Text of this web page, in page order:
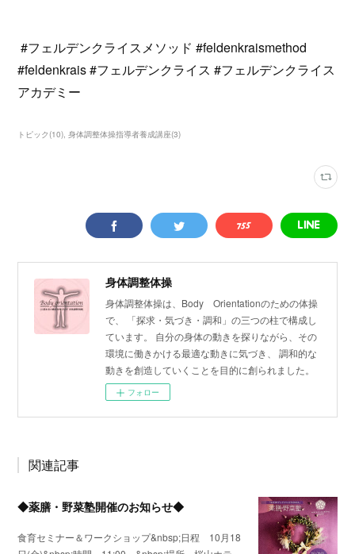
#フェルデンクライスメソッド #feldenkraismethod
#feldenkrais #フェルデンクライス #フェルデンクライス
アカデミー
トピック(10) 身体調整体操指導者養成講座(3)
身体調整体操
身体調整体操は、Body Orientationのための体操
で、 「探求・気づき・調和」の三つの柱で構成し
ています。 自分の身体の動きを探りながら、その
環境に働きかける最適な動きに気づき、 調和的な
動きを創造していくことを目的に創られました。
フォロー
関連記事
◆薬膳・野菜塾開催のお知らせ◆
食育セミナー＆ワークショップ&nbsp;日程 10月18